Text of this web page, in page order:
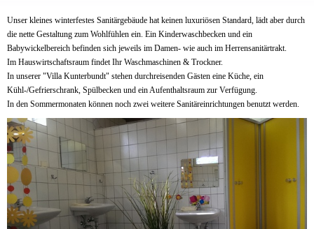
Unser kleines winterfestes Sanitärgebäude hat keinen luxuriösen Standard, lädt aber durch
die nette Gestaltung zum Wohlfühlen ein. Ein Kinderwaschbecken und ein
Babywickelbereich befinden sich jeweils im Damen- wie auch im Herrensanitärtrakt.
Im Hauswirtschaftsraum findet Ihr Waschmaschinen & Trockner.
In unserer "Villa Kunterbundt" stehen durchreisenden Gästen eine Küche, ein
Kühl-/Gefrierschrank, Spülbecken und ein Aufenthaltsraum zur Verfügung.
In den Sommermonaten können noch zwei weitere Sanitäreinrichtungen benutzt werden.